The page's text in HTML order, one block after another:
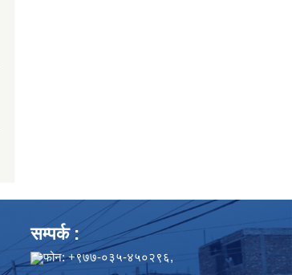
सम्पर्क :
फोन: +९७७-०३५-४५०२९६,